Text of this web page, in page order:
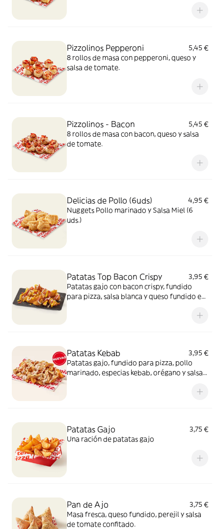
Pizzolinos Pepperoni
5,45 €
8 rollos de masa con pepperoni, queso y
salsa de tomate.
Pizzolinos - Bacon
5,45 €
8 rollos de masa con bacon, queso y salsa
de tomate.
Delicias de Pollo (6uds)
4,95 €
Nuggets Pollo marinado y Salsa Miel (6
uds.)
Patatas Top Bacon Crispy
3,95 €
Patatas gajo con bacon crispy, fundido
para pizza, salsa blanca y queso fundido en
Patatas Kebab
3,95 €
Patatas gajo, fundido para pizza, pollo
marinado, especias kebab, orégano y salsa
Patatas Gajo
3,75 €
Una ración de patatas gajo
Pan de Ajo
3,75 €
Masa fresca, queso fundido, perejil y salsa
de tomate confitado.